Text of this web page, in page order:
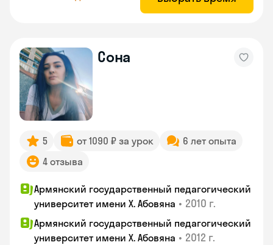
Сона
5 от 1090 ₽ за урок
6 лет опыта
4 отзыва
Армянский государственный педагогический
университет имени Х. Абовяна • 2010 г.
Армянский государственный педагогический
университет имени Х. Абовяна • 2012 г.